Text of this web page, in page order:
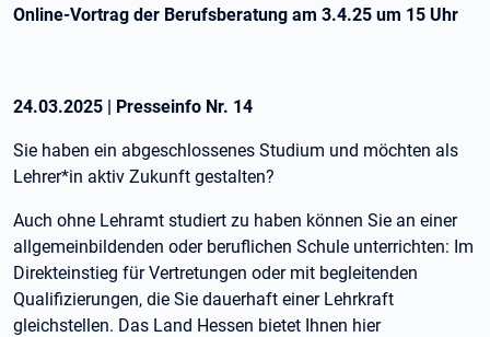
Online-Vortrag der Berufsberatung am 3.4.25 um 15 Uhr
24.03.2025 | Presseinfo Nr. 14
Sie haben ein abgeschlossenes Studium und möchten als
Lehrer*in aktiv Zukunft gestalten?
Auch ohne Lehramt studiert zu haben können Sie an einer
allgemeinbildenden oder beruflichen Schule unterrichten: Im
Direkteinstieg für Vertretungen oder mit begleitenden
Qualifizierungen, die Sie dauerhaft einer Lehrkraft
gleichstellen. Das Land Hessen bietet Ihnen hier